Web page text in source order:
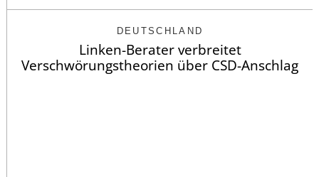
DEUTSCHLAND
Linken-Berater verbreitet
Verschwörungstheorien über CSD-Anschlag